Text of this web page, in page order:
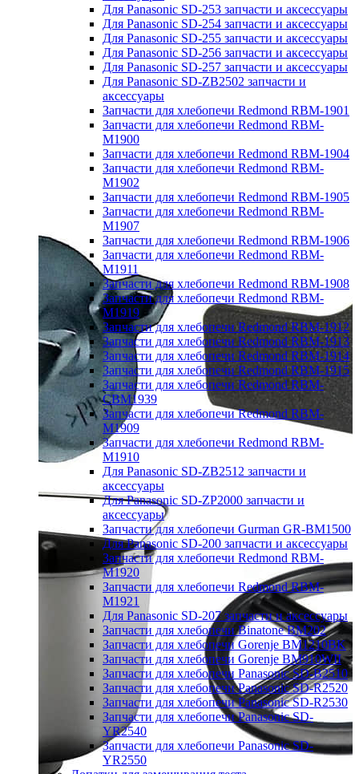
Для Panasonic SD-253 запчасти и аксессуары
Для Panasonic SD-254 запчасти и аксессуары
Для Panasonic SD-255 запчасти и аксессуары
Для Panasonic SD-256 запчасти и аксессуары
Для Panasonic SD-257 запчасти и аксессуары
Для Panasonic SD-ZB2502 запчасти и
аксессуары
Запчасти для хлебопечи Redmond RBM-1901
Запчасти для хлебопечи Redmond RBM-
M1900
Запчасти для хлебопечи Redmond RBM-1904
Запчасти для хлебопечи Redmond RBM-
M1902
Запчасти для хлебопечи Redmond RBM-1905
Запчасти для хлебопечи Redmond RBM-
M1907
Запчасти для хлебопечи Redmond RBM-1906
Запчасти для хлебопечи Redmond RBM-
M1911
Запчасти для хлебопечи Redmond RBM-1908
Запчасти для хлебопечи Redmond RBM-
M1919
Запчасти для хлебопечи Redmond RBM-1912
Запчасти для хлебопечи Redmond RBM-1913
Запчасти для хлебопечи Redmond RBM-1914
Запчасти для хлебопечи Redmond RBM-1915
Запчасти для хлебопечи Redmond RBM-
CBM1939
Запчасти для хлебопечи Redmond RBM-
M1909
Запчасти для хлебопечи Redmond RBM-
M1910
Для Panasonic SD-ZB2512 запчасти и
аксессуары
Для Panasonic SD-ZP2000 запчасти и
аксессуары
Запчасти для хлебопечи Gurman GR-BM1500
Для Panasonic SD-200 запчасти и аксессуары
Запчасти для хлебопечи Redmond RBM-
M1920
Запчасти для хлебопечи Redmond RBM-
M1921
Для Panasonic SD-207 запчасти и аксессуары
Запчасти для хлебопечи Binatone BM202
Запчасти для хлебопечи Gorenje BM1210BK
Запчасти для хлебопечи Gorenje BM910WII
Запчасти для хлебопечи Panasonic SD-B2510
Запчасти для хлебопечи Panasonic SD-R2520
Запчасти для хлебопечи Panasonic SD-R2530
Запчасти для хлебопечи Panasonic SD-
YR2540
Запчасти для хлебопечи Panasonic SD-
YR2550